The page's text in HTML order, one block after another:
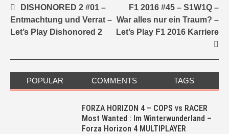
Post
navigation
DISHONORED 2 #01 –
Entmachtung und Verrat –
Let’s Play Dishonored 2
F1 2016 #45 – S1W1Q –
War alles nur ein Traum? –
Let’s Play F1 2016 Karriere
POPULAR COMMENTS TAGS
FORZA HORIZON 4 – COPS vs RACER
Most Wanted : Im Winterwunderland –
Forza Horizon 4 MULTIPLAYER